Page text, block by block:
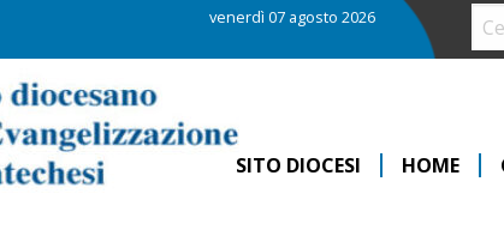
venerdì 07 agosto 2026
SITO DIOCESI HOME